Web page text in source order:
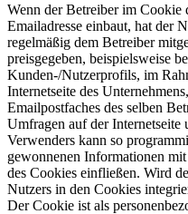
Wenn der Betreiber im Cookie
Emailadresse einbaut, hat der
regelmäßig dem Betreiber
preisgegeben, beispielsweise
Kunden-/Nutzerprofils, im
Internetseite des
Emailpostfaches des selben
Umfragen auf der Internetseite
Verwenders kann so
gewonnenen Informationen
des Cookies einfließen. Wird
Nutzers in den Cookies
Der Cookie ist als